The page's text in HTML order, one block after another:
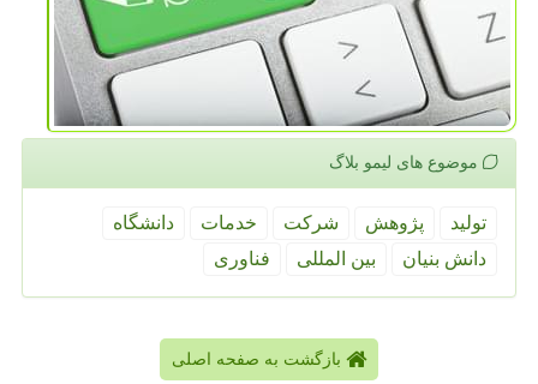
موضوع های لیمو بلاگ
تولید پژوهش شركت خدمات
دانشگاه
دانش بنیان
بین المللی فناوری
بازگشت به صفحه اصلی